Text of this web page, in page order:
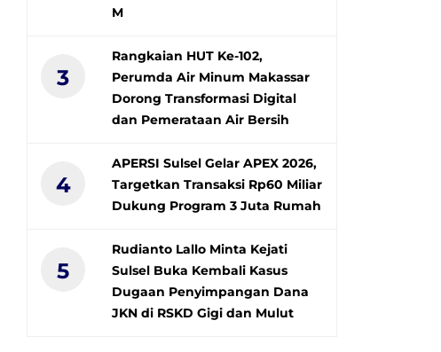
M
3
Rangkaian HUT Ke-102,
Perumda Air Minum Makassar
Dorong Transformasi Digital
dan Pemerataan Air Bersih
4
APERSI Sulsel Gelar APEX 2026,
Targetkan Transaksi Rp60 Miliar
Dukung Program 3 Juta Rumah
5
Rudianto Lallo Minta Kejati
Sulsel Buka Kembali Kasus
Dugaan Penyimpangan Dana
JKN di RSKD Gigi dan Mulut